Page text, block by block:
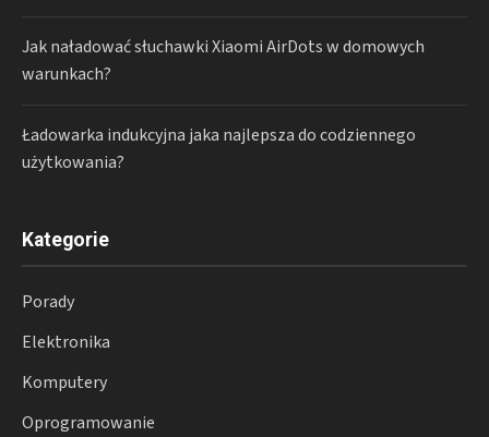
Jak naładować słuchawki Xiaomi AirDots w domowych
warunkach?
Ładowarka indukcyjna jaka najlepsza do codziennego
użytkowania?
Kategorie
Porady
Elektronika
Komputery
Oprogramowanie